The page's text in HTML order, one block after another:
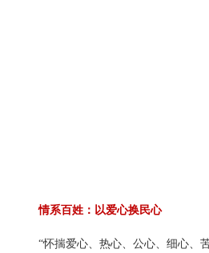
情系百姓：以爱心换民心
“怀揣爱心、热心、公心、细心、